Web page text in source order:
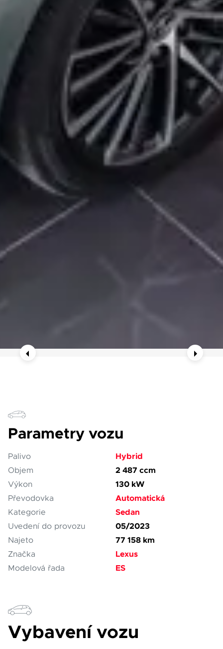
Parametry vozu
Palivo Hybrid
Objem 2 487 ccm
Výkon 130 kW
Převodovka Automatická
Kategorie Sedan
Uvedení do provozu 05/2023
Najeto 77 158 km
Značka Lexus
Modelová řada ES
Vybavení vozu